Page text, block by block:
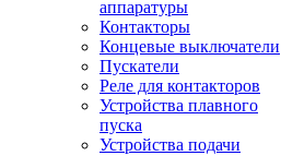
аппаратуры
Контакторы
Концевые выключатели
Пускатели
Реле для контакторов
Устройства плавного
пуска
Устройства подачи